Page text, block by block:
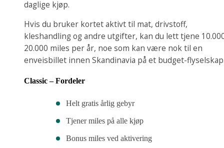
daglige kjøp.
Hvis du bruker kortet aktivt til mat, drivstoff,
kleshandling og andre utgifter, kan du lett tjene
20.000 miles per år, noe som kan være nok til en
enveisbillet innen Skandinavia på et budget-
Classic – Fordeler
Helt gratis årlig gebyr
Tjener miles på alle kjøp
Bonus miles ved aktivering